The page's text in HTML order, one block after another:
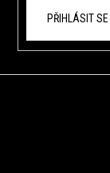
PŘIHLÁSIT SE